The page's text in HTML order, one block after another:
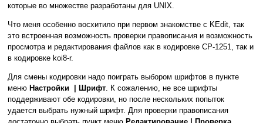
которые во множестве разработаны для UNIX.
Что меня особенно восхитило при первом знакомстве с KEdit, так
это встроенная возможность проверки правописания и возможность
просмотра и редактирования файлов как в кодировке CP-1251, так и
в кодировке koi8-r.
Для смены кодировки надо поиграть выбором шрифтов в пункте
меню Настройки | Шрифт. К сожалению, не все шрифты
поддерживают обе кодировки, но после нескольких попыток
удается выбрать нужный шрифт. Для проверки правописания